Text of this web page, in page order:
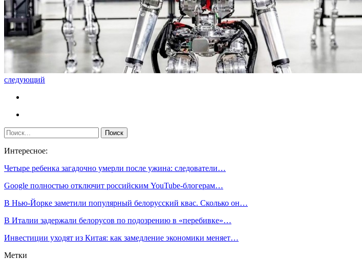
следующий
Интересное:
Четыре ребенка загадочно умерли после ужина: следователи…
Google полностью отключит российским YouTube-блогерам…
В Нью-Йорке заметили популярный белорусский квас. Сколько он…
В Италии задержали белорусов по подозрению в «перебивке»…
Инвестиции уходят из Китая: как замедление экономики меняет…
Метки